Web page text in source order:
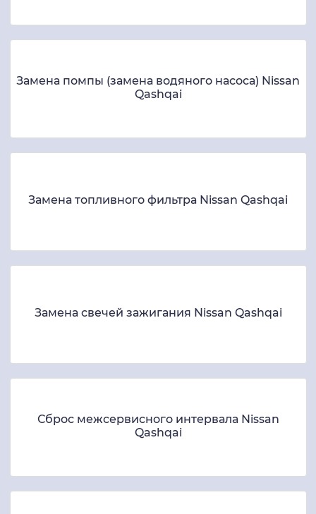
Замена помпы (замена водяного насоса) Nissan
Qashqai
Замена топливного фильтра Nissan Qashqai
Замена свечей зажигания Nissan Qashqai
Сброс межсервисного интервала Nissan
Qashqai